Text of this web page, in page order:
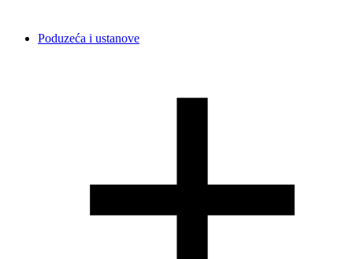
Poduzeća i ustanove